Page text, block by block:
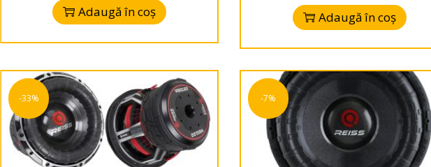
Adaugă în coș Adaugă în coș
-33% -7%